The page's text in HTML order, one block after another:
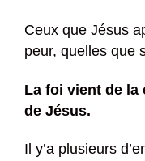
Ceux que Jésus
peur, quelles que
La foi vient de la
de Jésus.
Il y’a plusieurs